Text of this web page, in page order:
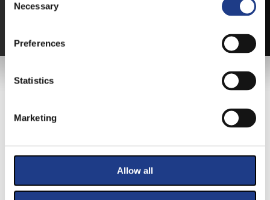
Necessary
Preferences
Statistics
Marketing
Allow all
FŐTÁMOGATÓNK